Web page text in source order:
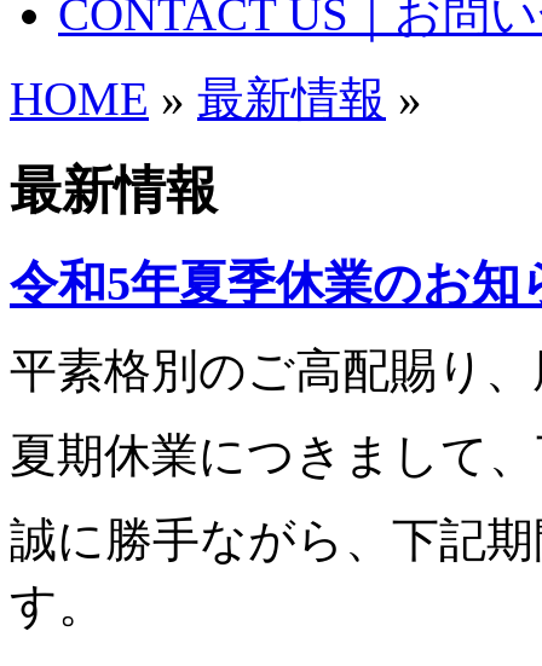
CONTACT US｜お問
HOME » 最新情報 »
最新情報
令和5年夏季休業のお知
平素格別のご高配賜り
夏期休業につきまして
誠に勝手ながら、下記
す。